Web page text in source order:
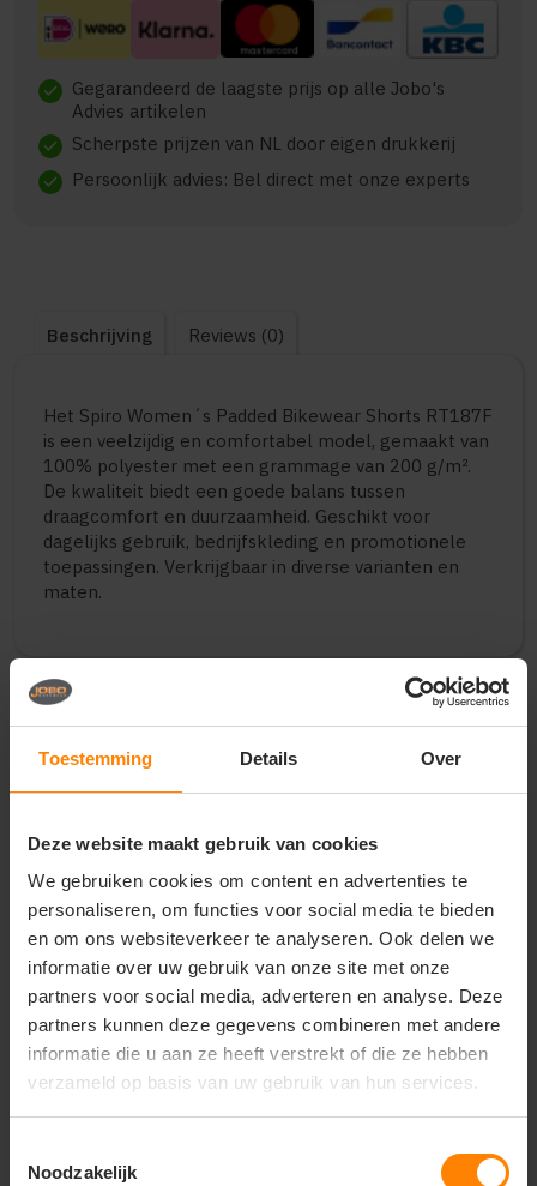
Toestemming Details Over
Deze website maakt gebruik van cookies
We gebruiken cookies om content en advertenties te
personaliseren, om functies voor social media te bieden
en om ons websiteverkeer te analyseren. Ook delen we
informatie over uw gebruik van onze site met onze
partners voor social media, adverteren en analyse. Deze
partners kunnen deze gegevens combineren met andere
informatie die u aan ze heeft verstrekt of die ze hebben
verzameld op basis van uw gebruik van hun services.
Noodzakelijk
check Gegarandeerd de laagste prijs op alle Jobo's
Advies artikelen
check Scherpste prijzen van NL door eigen drukkerij
check Persoonlijk advies: Bel direct met onze experts
Beschrijving Reviews (0)
Het Spiro Women´s Padded Bikewear Shorts RT187F
is een veelzijdig en comfortabel model, gemaakt van
100% polyester met een grammage van 200 g/m².
De kwaliteit biedt een goede balans tussen
draagcomfort en duurzaamheid. Geschikt voor
dagelijks gebruik, bedrijfskleding en promotionele
toepassingen. Verkrijgbaar in diverse varianten en
maten.
Vragen? Neem contact
klantenservice
mail info@jobopromotions.nl
store
Bezoek onze showroom:
Provincialeweg 59 - Velddriel
Dit vind je misschien ook leuk
Items van productcarrousel